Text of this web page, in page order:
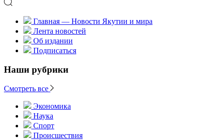
Главная — Новости Якутии и мира
Лента новостей
Об издании
Подписаться
Наши рубрики
Смотреть все
Экономика
Наука
Спорт
Происшествия